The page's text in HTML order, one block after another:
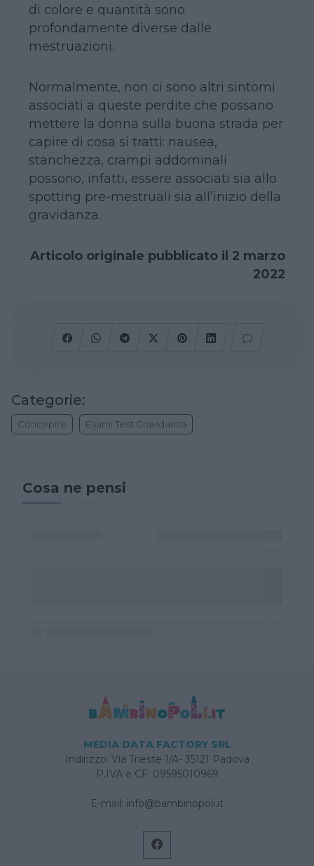
di colore e quantità sono
profondamente diverse dalle
mestruazioni.
Normalmente, non ci sono altri sintomi
associati a queste perdite che possano
mettere la donna sulla buona strada per
capire di cosa si tratti: nausea,
stanchezza, crampi addominali
possono, infatti, essere associati sia allo
spotting pre-mestruali sia all’inizio della
gravidanza.
Articolo originale pubblicato il 2 marzo
2022
Categorie:
Concepire Esami Test Gravidanza
Cosa ne pensi
MEDIA DATA FACTORY SRL
Indirizzo: Via Trieste 1/A- 35121 Padova
P.IVA e CF: 09595010969
E-mail: info@bambinopoli.it